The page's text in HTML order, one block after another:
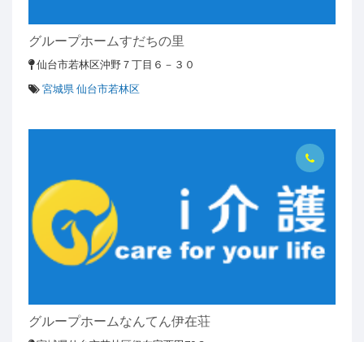
グループホームすだちの里
仙台市若林区沖野７丁目６－３０
宮城県 仙台市若林区
グループホームなんてん伊在荘